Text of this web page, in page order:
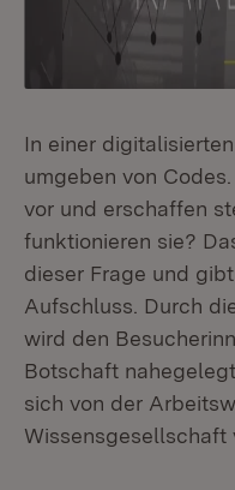
In einer
umgeben von
vor und erschaffen
funktionieren sie?
dieser Frage und
Aufschluss. Durch
wird den
Botschaft
sich von der
Wissensgesellschaft